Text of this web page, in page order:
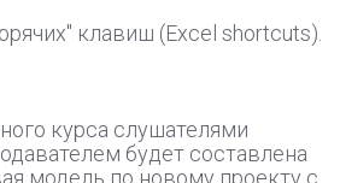
клавиш (Excel shortcuts).
курса слушателями
будет составлена